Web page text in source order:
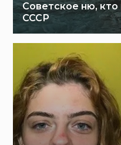
Советское ню,
СССР